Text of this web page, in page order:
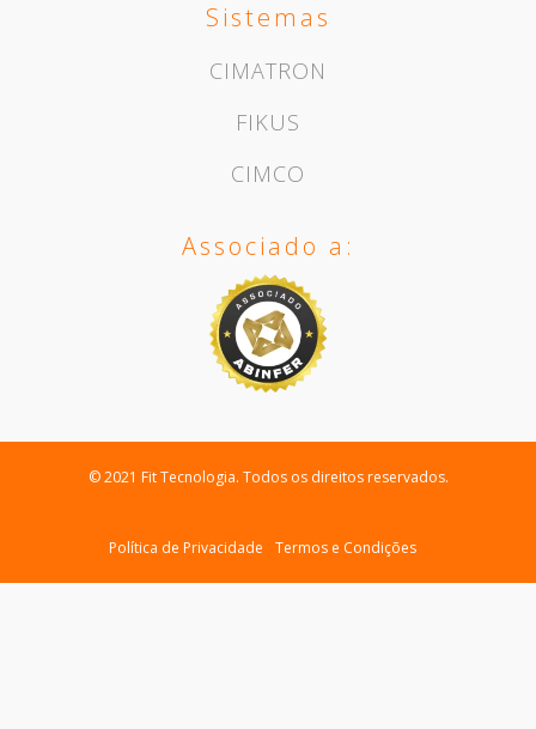
Sistemas
CIMATRON
FIKUS
CIMCO
Associado a:
© 2021 Fit Tecnologia. Todos os direitos reservados.
Política de Privacidade Termos e Condições